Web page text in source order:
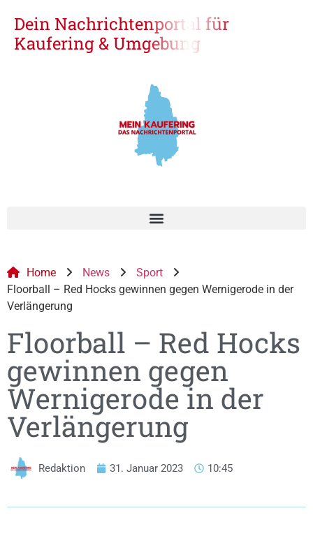
Dein Nachrichtenportal für
Kaufering & Umgebung
Home News
Sport
Floorball – Red Hocks gewinnen gegen Wernigerode in der
Verlängerung
Floorball – Red Hocks
gewinnen gegen
Wernigerode in der
Verlängerung
Redaktion 31. Januar 2023 10:45